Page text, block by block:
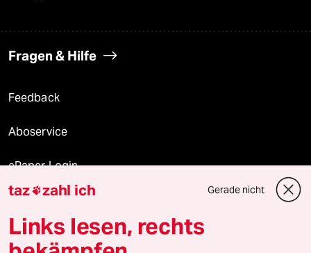
Fragen & Hilfe
Feedback
Aboservice
ePaper Login
Downloads für Abonnierende
taz zahl ich Gerade nicht
Links lesen, rechts